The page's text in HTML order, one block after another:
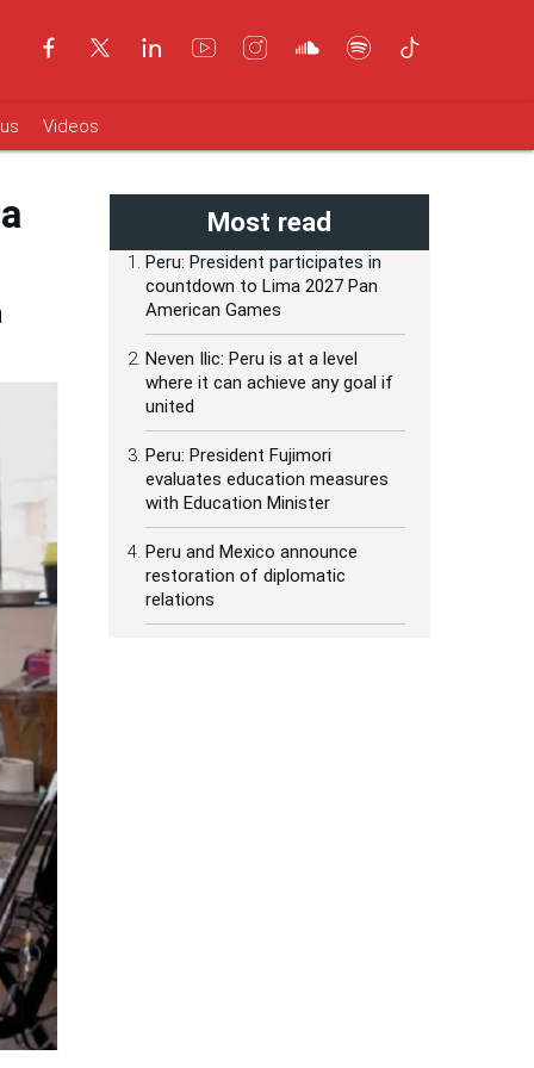
Videos
Most read
Peru: President participates in
countdown to Lima 2027 Pan
American Games
Neven Ilic: Peru is at a level
where it can achieve any goal if
united
Peru: President Fujimori
evaluates education measures
with Education Minister
Peru and Mexico announce
restoration of diplomatic
relations